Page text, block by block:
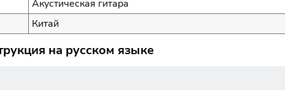
Акустическая гитара
Китай
на русском языке